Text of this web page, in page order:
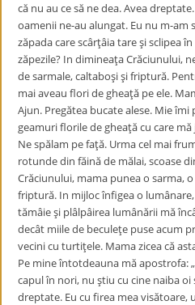
că nu au ce să ne dea. Avea
oamenii ne-au alungat. Eu nu m-am
zăpada care scârţâia tare şi sclipea
zăpezile? In dimineaţa Crăciunului,
de sarmale, caltaboşi şi friptură.
mai aveau flori de gheaţă pe ele.
Ajun. Pregătea bucate alese. Mie
geamuri florile de gheaţă cu care
Ne spălam pe faţă. Urma cel mai
rotunde din făină de mălai, scoase
Crăciunului, mama punea o sarma,
friptură. In mijloc înfigea o
tămâie şi plâlpâirea lumânării mă
decât miile de beculeţe puse acum
vecini cu turtiţele. Mama zicea că
Pe mine întotdeauna mă apostrofa:
capul în nori, nu ştiu cu cine naiba oi
dreptate. Eu cu firea mea visătoare,